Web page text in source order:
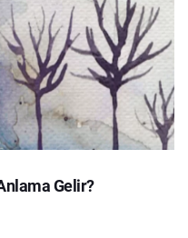
Gelir?